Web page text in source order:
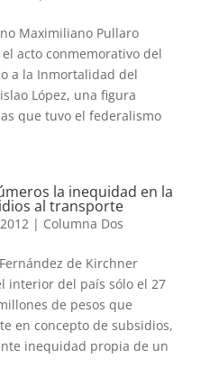
Maximiliano Pullaro
acto conmemorativo del
a la Inmortalidad del
López, una figura
que tuvo el federalismo
la inequidad en la
al transporte
| Columna Dos
de Kirchner
interior del país sólo el 27
de pesos que
en concepto de subsidios,
inequidad propia de un